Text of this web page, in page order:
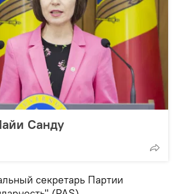
Санду
секретарь Партии